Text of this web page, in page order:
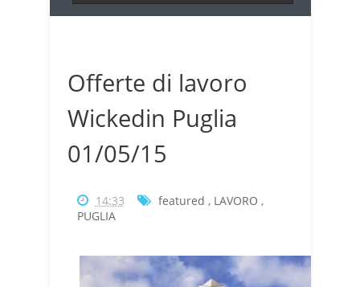
Offerte di lavoro
Wickedin Puglia
01/05/15
14:33 featured , LAVORO ,
PUGLIA